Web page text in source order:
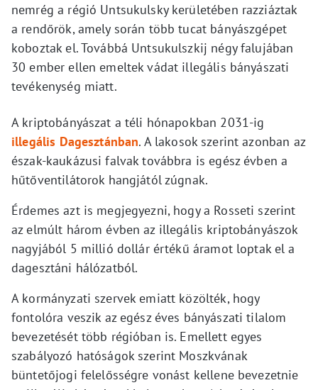
nemrég a régió Untsukulsky kerületében razziáztak
a rendőrök, amely során több tucat bányászgépet
koboztak el. Továbbá Untsukulszkij négy falujában
30 ember ellen emeltek vádat illegális bányászati
tevékenység miatt.
A kriptobányászat a téli hónapokban 2031-ig
illegális Dagesztánban. A lakosok szerint azonban az
észak-kaukázusi falvak továbbra is egész évben a
hűtőventilátorok hangjától zúgnak.
Érdemes azt is megjegyezni, hogy a Rosseti szerint
az elmúlt három évben az illegális kriptobányászok
nagyjából 5 millió dollár értékű áramot loptak el a
dagesztáni hálózatból.
A kormányzati szervek emiatt közölték, hogy
fontolóra veszik az egész éves bányászati tilalom
bevezetését több régióban is. Emellett egyes
szabályozó hatóságok szerint Moszkvának
büntetőjogi felelősségre vonást kellene bevezetnie